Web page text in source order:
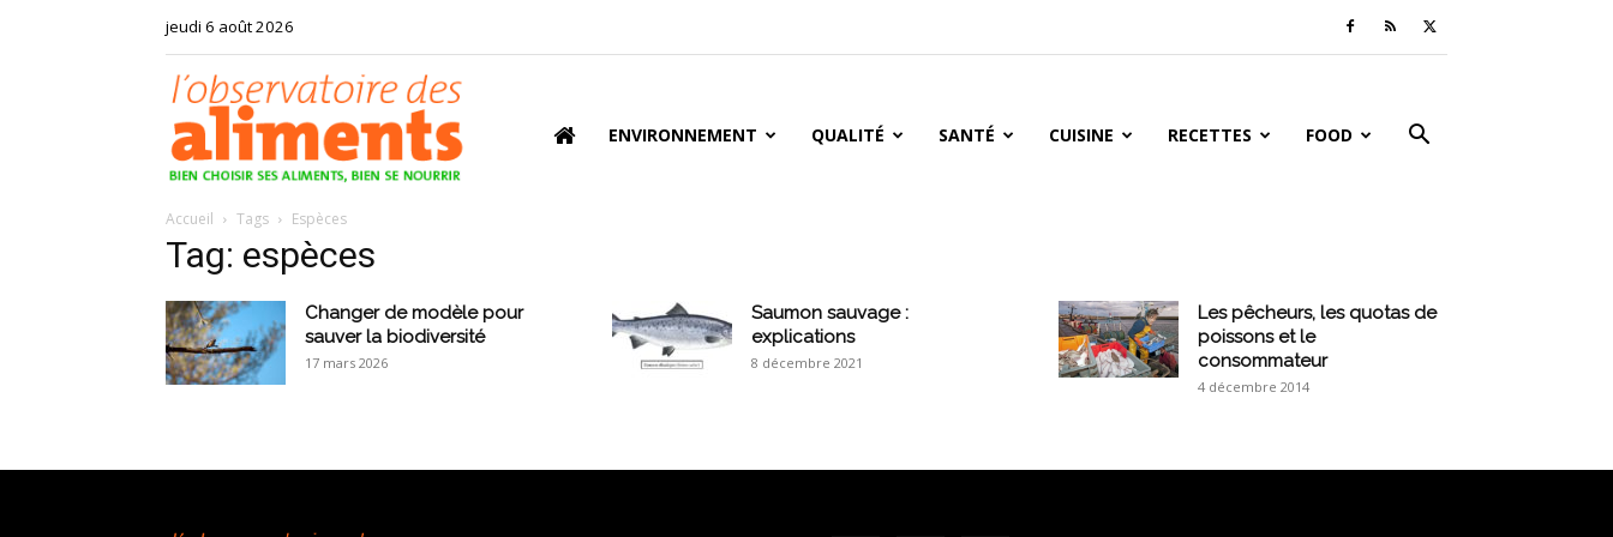
jeudi 6 août 2026
ENVIRONNEMENT QUALITÉ SANTÉ CUISINE RECETTES FOOD
Accueil Tags Espèces
Tag: espèces
Changer de modèle pour
sauver la biodiversité
17 mars 2026
Saumon sauvage :
explications
8 décembre 2021
Les pêcheurs, les quotas de
poissons et le
consommateur
4 décembre 2014